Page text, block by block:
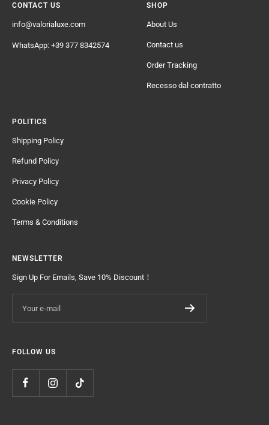
CONTACT US
info@valorialuxe.com
WhatsApp: +39 377 8342574
SHOP
About Us
Contact us
Order Tracking
Recesso dal contratto
POLITICS
Shipping Policy
Refund Policy
Privacy Policy
Cookie Policy
Terms & Conditions
NEWSLETTER
Sign Up For Emails, Save 10% Discount！
Your e-mail
FOLLOW US